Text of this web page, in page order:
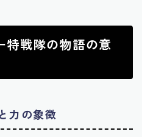
特戦隊の物語の意
力の象徴